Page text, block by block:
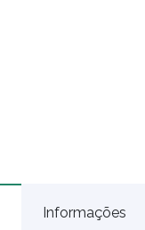
Informações